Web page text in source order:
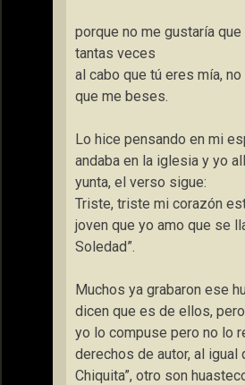
porque no me gustaría que
tantas veces
al cabo que tú eres mía,
que me beses.
Lo hice pensando en mi
andaba en la iglesia y yo
yunta, el verso sigue:
Triste, triste mi corazón
joven que yo amo que se
Soledad”.
Muchos ya grabaron ese
dicen que es de ellos,
yo lo compuse pero no lo
derechos de autor, al igual
Chiquita”, otro son